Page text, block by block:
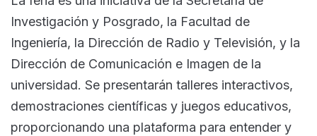
Investigación y Posgrado, la Facultad de
Ingeniería, la Dirección de Radio y Televisión, y la
Dirección de Comunicación e Imagen de la
universidad. Se presentarán talleres interactivos,
demostraciones científicas y juegos educativos,
proporcionando una plataforma para entender y